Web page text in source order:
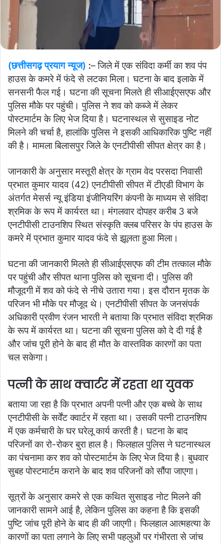
(छत्तीसगढ़ प्रयाग न्यूज) :– जिले में एक संविदा कर्मी का शव पंप
हाउस के कमरे में फंदे से लटका मिला। घटना के बाद इलाके में
सनसनी फैल गई। घटना की सूचना मिलते ही सीआईएसएफ और
पुलिस मौके पर पहुंची। पुलिस ने शव को कब्जे में लेकर
पोस्टमार्टम के लिए भेज दिया है। घटनास्थल से सुसाइड नोट
मिलने की चर्चा है, हालांकि पुलिस ने इसकी आधिकारिक पुष्टि नहीं
की है। मामला बिलासपुर जिले के एनटीपीसी सीपत क्षेत्र का है।
जानकारी के अनुसार मस्तूरी क्षेत्र के ग्राम वेद परसदा निवासी
प्रभात कुमार यादव (42) एनटीपीसी सीपत में टीएडी विभाग के
अंतर्गत मेसर्स न्यू इंडिया इंजीनियरिंग कंपनी के माध्यम से संविदा
श्रमिक के रूप में कार्यरत था। मंगलवार दोपहर करीब 3 बजे
एनटीपीसी टाउनशिप स्थित संस्कृति क्लब परिसर के पंप हाउस के
कमरे में प्रभात कुमार यादव फंदे से झूलता हुआ मिला।
घटना की जानकारी मिलते ही सीआईएसएफ की टीम तत्काल मौके
पर पहुंची और सीपत थाना पुलिस को सूचना दी। पुलिस की
मौजूदगी में शव को फंदे से नीचे उतारा गया। इस दौरान मृतक के
परिजन भी मौके पर मौजूद थे। एनटीपीसी सीपत के जनसंपर्क
अधिकारी प्रवीण रंजन भारती ने बताया कि प्रभात संविदा श्रमिक
के रूप में कार्यरत था। घटना की सूचना पुलिस को दे दी गई है
और जांच पूरी होने के बाद ही मौत के वास्तविक कारणों का पता
चल सकेगा।
पत्नी के साथ क्वार्टर में रहता था युवक
बताया जा रहा है कि प्रभात अपनी पत्नी और एक बच्चे के साथ
एनटीपीसी के सर्वेंट क्वार्टर में रहता था। उसकी पत्नी टाउनशिप
में एक कर्मचारी के घर घरेलू कार्य करती है। घटना के बाद
परिजनों का रो-रोकर बुरा हाल है। फिलहाल पुलिस ने घटनास्थल
का पंचनामा कर शव को पोस्टमार्टम के लिए भेज दिया है। बुधवार
सुबह पोस्टमार्टम कराने के बाद शव परिजनों को सौंपा जाएगा।
सूत्रों के अनुसार कमरे से एक कथित सुसाइड नोट मिलने की
जानकारी सामने आई है, लेकिन पुलिस का कहना है कि इसकी
पुष्टि जांच पूरी होने के बाद ही की जाएगी। फिलहाल आत्महत्या के
कारणों का पता लगाने के लिए सभी पहलुओं पर गंभीरता से जांच